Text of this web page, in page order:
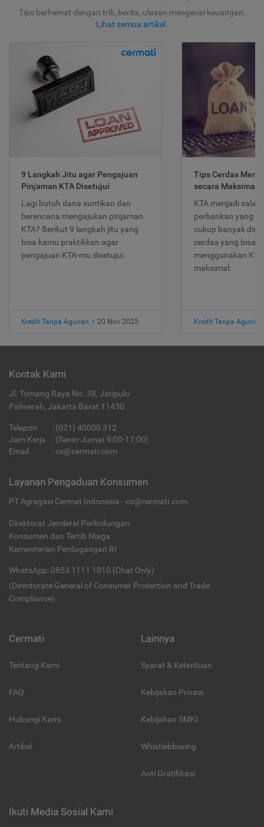
Tips berhemat dengan trik, berita, ulasan mengenai keuangan.
Lihat semua artikel .
9 Langkah Jitu agar Pengajuan
Pinjaman KTA Disetujui
Lagi butuh dana suntikan dan
berencana mengajukan pinjaman
KTA? Berikut 9 langkah jitu yang
bisa kamu praktikkan agar
pengajuan KTA-mu disetujui.
Kredit Tanpa Agunan • 20 Nov 2025
Tips Cerdas
secara Maksimal
KTA menjadi
perbankan yang
cukup banyak
cerdas yang bisa
menggunakan
maksimal:
Kredit Tanpa Agunan
Kontak Kami
Jl. Tomang Raya No. 38, Jatipulo
Palmerah, Jakarta Barat 11430
Telepon : (021) 40000 312
Jam Kerja
: (Senin-Jumat 9:00-17:00)
Email
: cs@cermati.com
Layanan Pengaduan Konsumen
PT Agregasi Cermat Indonesia - cs@cermati.com
Direktorat Jenderal Perlindungan
Konsumen dan Tertib Niaga
Kementerian Perdagangan RI
WhatsApp: 0853 1111 1010 (Chat Only)
(Directorate General of Consumer Protection and Trade
Compliance)
Cermati
Tentang Kami
FAQ
Hubungi Kami
Artikel
Lainnya
Syarat & Ketentuan
Kebijakan Privasi
Kebijakan SMKI
Whistleblowing
Anti Gratifikasi
Ikuti Media Sosial Kami